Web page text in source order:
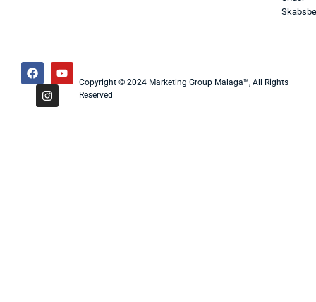
Copyright © 2024 Marketing Group Malaga™, All Rights
Reserved